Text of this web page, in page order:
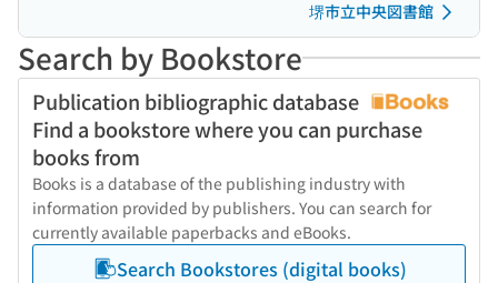
堺市立中央図書館
Search by Bookstore
Publication bibliographic database
Find a bookstore where you can purchase
books from
Books is a database of the publishing industry with
information provided by publishers. You can search for
currently available paperbacks and eBooks.
Search Bookstores (digital books)